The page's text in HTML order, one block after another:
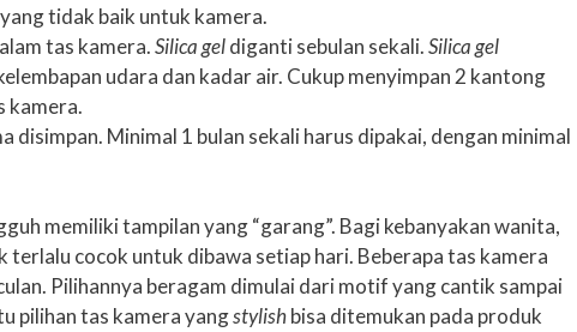
tidak baik untuk kamera.
tas kamera.Silica geldiganti sebulan sekali.Silica gel
udara dan kadar air. Cukup menyimpan 2 kantong
kamera.
disimpan. Minimal 1 bulan sekali harus dipakai, dengan minimal
memiliki tampilan yang “garang”. Bagi kebanyakan wanita,
cocok untuk dibawa setiap hari. Beberapa tas kamera
Pilihannya beragam dimulai dari motif yang cantik sampai
pilihan tas kamera yangstylishbisa ditemukan pada produk